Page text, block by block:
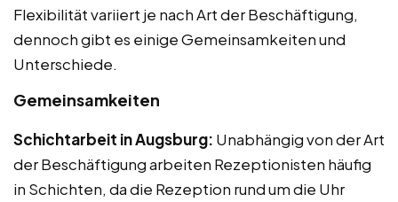
Flexibilität variiert je nach Art der Beschäftigung,
dennoch gibt es einige Gemeinsamkeiten und
Unterschiede.
Gemeinsamkeiten
Schichtarbeit in Augsburg: Unabhängig von der Art
der Beschäftigung arbeiten Rezeptionisten häufig
in Schichten, da die Rezeption rund um die Uhr